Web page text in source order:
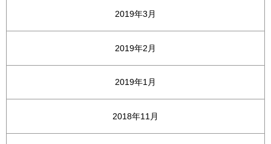
2019年3月
2019年2月
2019年1月
2018年11月